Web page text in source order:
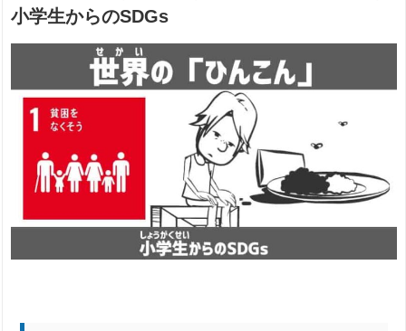
小学生からのSDGs